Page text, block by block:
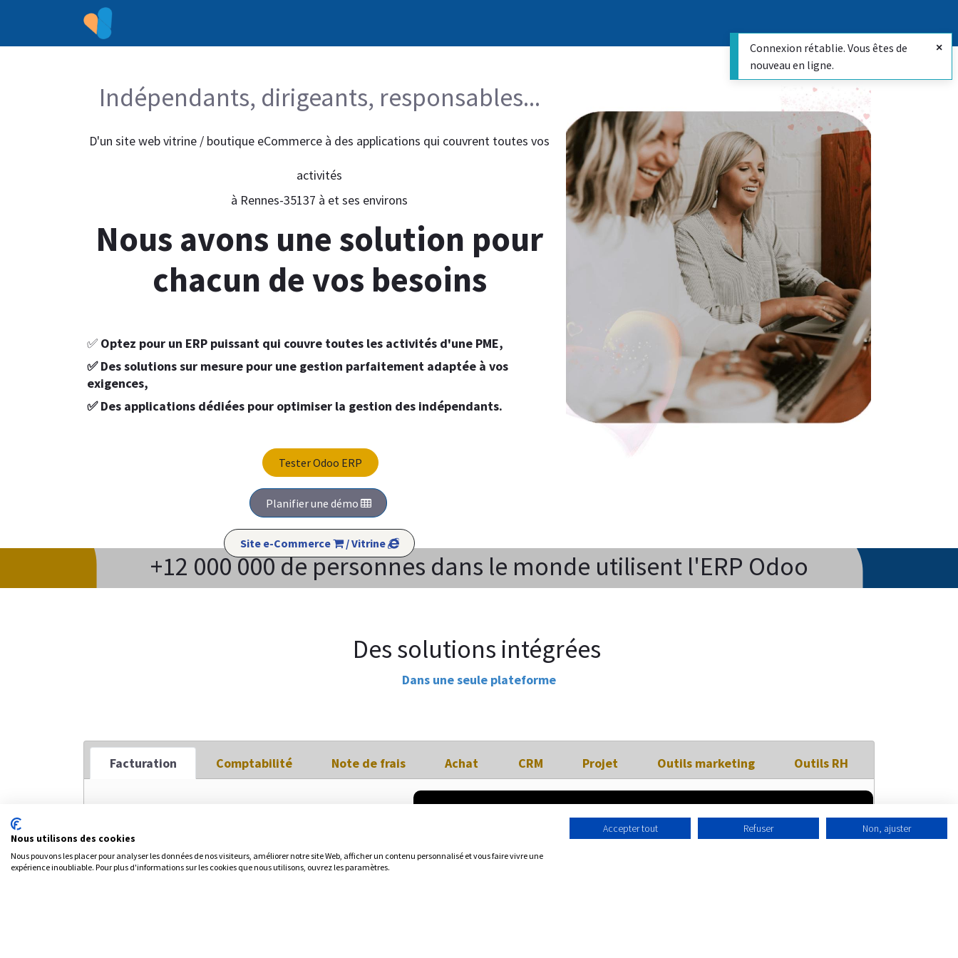
Indépendants, dirigeants, responsables...
D'un site web vitrine / boutique eCommerce à des applications qui couvrent toutes vos
activités
à Rennes-35137 à et ses environs
Nous avons une solution pour
chacun de vos besoins
✅ Optez pour un ERP puissant qui couvre toutes les activités d'une PME,
✅ Des solutions sur mesure pour une gestion parfaitement adaptée à vos
exigences,
✅ Des applications dédiées pour optimiser la gestion des indépendants.
Tester Odoo ERP
Planifier u​​​​​​​​​​ne démo
Site e-Commerce / ​​​​​​Vitrine
+12 000 000 de personnes dans le monde utilisent l'ERP Odoo
Des solutions intégrées
Dans une seule plateforme
Facturatio​n Comptabilité Note de frais Achat CRM Projet Outils marketing Outils RH
✅ Envoi de factures dématérialisées.
✅ Intégration avec la comptabilité
Nous utilisons des cookies
Nous pouvons les placer pour analyser les données de nos visiteurs, améliorer notre site Web, afficher un contenu personnalisé et vous faire vivre une
expérience inoubliable. Pour plus d'informations sur les cookies que nous utilisons, ouvrez les paramètres.
Accepter tout Refuser Non, ajuster
Connexion rétablie. Vous êtes de
nouveau en ligne.